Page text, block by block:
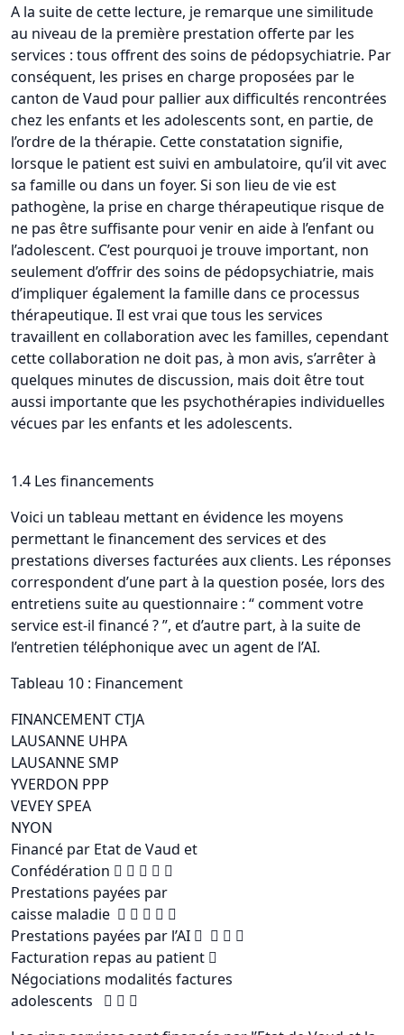
A la suite de cette lecture, je remarque une similitude
au niveau de la première prestation offerte par les
services : tous offrent des soins de pédopsychiatrie. Par
conséquent, les prises en charge proposées par le
canton de Vaud pour pallier aux difficultés rencontrées
chez les enfants et les adolescents sont, en partie, de
l’ordre de la thérapie. Cette constatation signifie,
lorsque le patient est suivi en ambulatoire, qu’il vit avec
sa famille ou dans un foyer. Si son lieu de vie est
pathogène, la prise en charge thérapeutique risque de
ne pas être suffisante pour venir en aide à l’enfant ou
l’adolescent. C’est pourquoi je trouve important, non
seulement d’offrir des soins de pédopsychiatrie, mais
d’impliquer également la famille dans ce processus
thérapeutique. Il est vrai que tous les services
travaillent en collaboration avec les familles, cependant
cette collaboration ne doit pas, à mon avis, s’arrêter à
quelques minutes de discussion, mais doit être tout
aussi importante que les psychothérapies individuelles
vécues par les enfants et les adolescents.
1.4 Les financements
Voici un tableau mettant en évidence les moyens
permettant le financement des services et des
prestations diverses facturées aux clients. Les réponses
correspondent d’une part à la question posée, lors des
entretiens suite au questionnaire : “ comment votre
service est-il financé ? ”, et d’autre part, à la suite de
l’entretien téléphonique avec un agent de l’AI.
Tableau 10 : Financement
FINANCEMENT CTJA
LAUSANNE UHPA
LAUSANNE SMP
YVERDON PPP
VEVEY SPEA
NYON
Financé par Etat de Vaud et
Confédération     
Prestations payées par
caisse maladie     
Prestations payées par l’AI    
Facturation repas au patient 
Négociations modalités factures
adolescents   